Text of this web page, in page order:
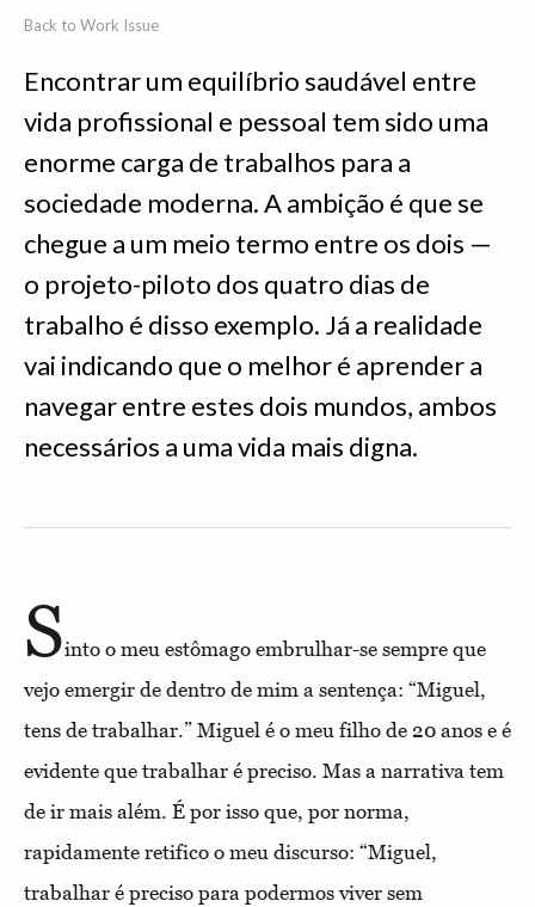
Back to Work Issue
Encontrar um equilíbrio saudável entre
vida profissional e pessoal tem sido uma
enorme carga de trabalhos para a
sociedade moderna. A ambição é que se
chegue a um meio termo entre os dois —
o projeto-piloto dos quatro dias de
trabalho é disso exemplo. Já a realidade
vai indicando que o melhor é aprender a
navegar entre estes dois mundos, ambos
necessários a uma vida mais digna.
Sinto o meu estômago embrulhar-se sempre que
vejo emergir de dentro de mim a sentença: “Miguel,
tens de trabalhar.” Miguel é o meu filho de 20 anos e é
evidente que trabalhar é preciso. Mas a narrativa tem
de ir mais além. É por isso que, por norma,
rapidamente retifico o meu discurso: “Miguel,
trabalhar é preciso para podermos viver sem